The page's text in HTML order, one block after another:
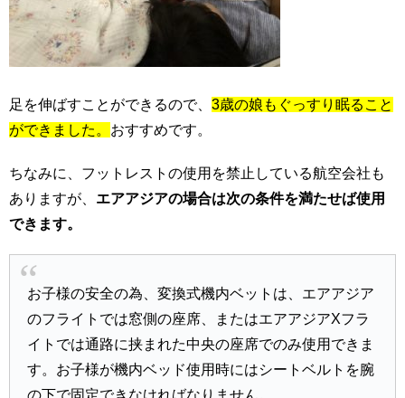
足を伸ばすことができるので、 3歳の娘もぐっすり眠ること
ができました。 おすすめです。
ちなみに、フットレストの使用を禁止している航空会社も
ありますが、 エアアジアの場合は次の条件を満たせば使用
できます。
お子様の安全の為、変換式機内ベットは、エアアジア
のフライトでは窓側の座席、またはエアアジアXフラ
イトでは通路に挟まれた中央の座席でのみ使用できま
す。お子様が機内ベッド使用時にはシートベルトを腕
の下で固定できなければなりません。